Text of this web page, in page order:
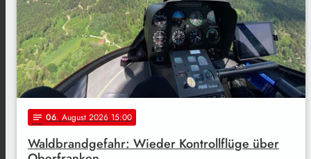
notes 06. August 2026 15:00
Waldbrandgefahr: Wieder Kontrollflüge über